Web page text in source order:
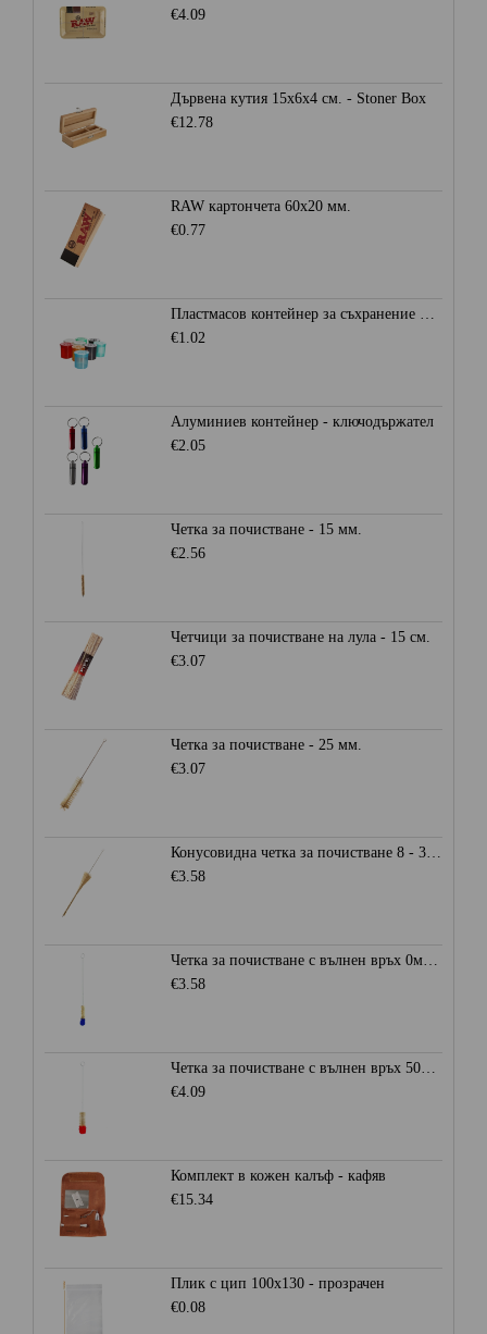
€4.09
Дървена кутия 15x6x4 см. - Stoner Box
€12.78
RAW картончета 60x20 мм.
€0.77
Пластмасов контейнер за съхранение Ø28мм. - Heisenberg
€1.02
Алуминиев контейнер - ключодържател
€2.05
Четка за почистване - 15 мм.
€2.56
Четчици за почистване на лула - 15 см.
€3.07
Четка за почистване - 25 мм.
€3.07
Конусовидна четка за почистване 8 - 30 мм.
€3.58
Четка за почистване с вълнен връх 0мм. - Синя
€3.58
Четка за почистване с вълнен връх 50мм. - Червена
€4.09
Комплект в кожен калъф - кафяв
€15.34
Плик с цип 100х130 - прозрачен
€0.08